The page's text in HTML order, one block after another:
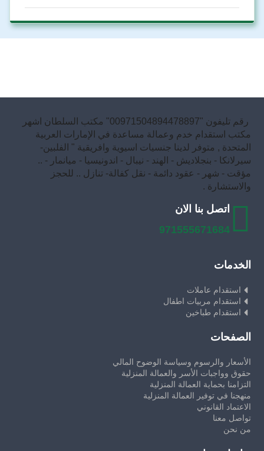
رقم تليفون "00971504894478897" مكتب السلطان اشهر
مكتب استقدام خدم وعمالة مساعدة في الإمارات العربية
المتحدة , متوفر لدينا جنسيات اسيوية وافريقية " الفلبين-
سيرلانكا - بنجلاديش - الهند - نيبال - اندونيسيا - ميانمار - ..
مؤقت - شهر - عقود دائمة - نقل كفالة- تنازل .. للحجز
والاستشارة .
اتصل بنا الان
971555671684
الخدمات
استقدام عاملات
استقدام مربيات اطفال
استقدام طباخين
الصفحات
الأسعار والرسوم وسياسة الوضوح المالي
حقوق وواجبات الأسر والعمالة المنزلية
التزامنا بحماية العمالة المنزلية
منهجنا في توفير العمالة المنزلية
الاعتماد القانوني
تواصل معنا
من نحن